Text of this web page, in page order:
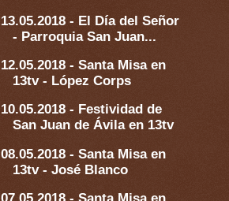
13.05.2018 - El Día del Señor
- Parroquia San Juan...
12.05.2018 - Santa Misa en
13tv - López Corps
10.05.2018 - Festividad de
San Juan de Ávila en 13tv
08.05.2018 - Santa Misa en
13tv - José Blanco
07.05.2018 - Santa Misa en